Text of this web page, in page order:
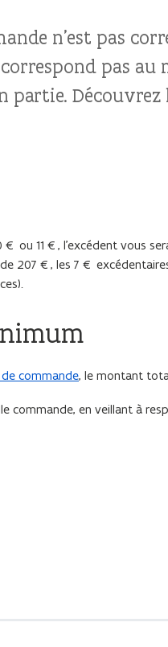
n’est pas
pas au
partie. Découvrez
ou 11 €, l’excédent vous
207 €, les 7 €
commande, le montant
commande, en veillant à